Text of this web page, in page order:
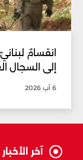
انقسامٌ
إلى السجال
6 آب 2026
آخر الأخبار